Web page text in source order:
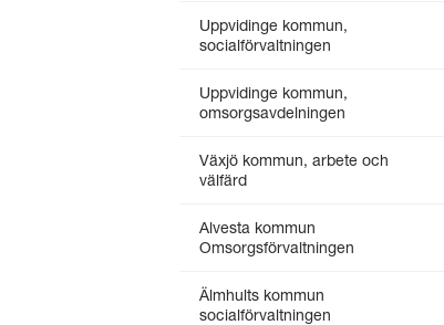
Uppvidinge kommun,
socialförvaltningen
Uppvidinge kommun,
omsorgsavdelningen
Växjö kommun, arbete och
välfärd
Alvesta kommun
Omsorgsförvaltningen
Älmhults kommun
socialförvaltningen